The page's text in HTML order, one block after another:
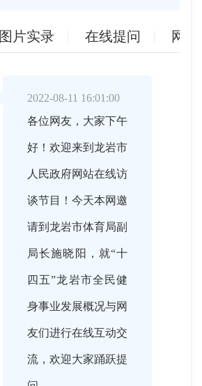
图片实录 在线提问 网
2022-08-11 16:01:00
各位网友，大家下午
好！欢迎来到龙岩市
人民政府网站在线访
谈节目！今天本网邀
请到龙岩市体育局副
局长施晓阳，就“十
四五”龙岩市全民健
身事业发展概况与网
友们进行在线互动交
流，欢迎大家踊跃提